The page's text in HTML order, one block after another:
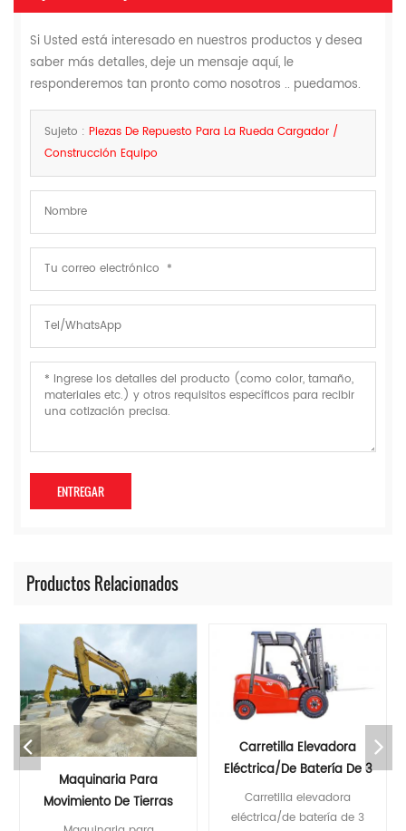
Si Usted está interesado en nuestros productos y desea
saber más detalles, deje un mensaje aquí, le
responderemos tan pronto como nosotros .. puedamos.
Sujeto : Piezas De Repuesto Para La Rueda Cargador /
Construcción Equipo
Productos Relacionados
Maquinaria Para
Movimiento De Tierras
Excavadora Nueva De 22
Carretilla Elevadora
Eléctrica/de Batería De 3
Toneladas Con Control
Curtis
Carretilla elevadora
eléctrica/de batería de 3